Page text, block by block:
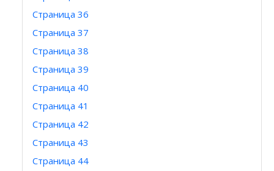
Страница 36
Страница 37
Страница 38
Страница 39
Страница 40
Страница 41
Страница 42
Страница 43
Страница 44